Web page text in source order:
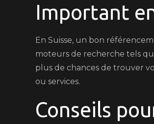
Important
En Suisse, un bon
moteurs de recherche tels
plus de chances de trouver
ou services.
Conseils